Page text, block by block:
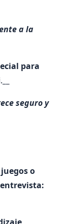
a la
para
seguro y
o